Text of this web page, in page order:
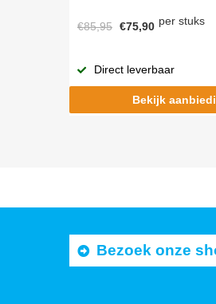
€85,95 €75,90 per stuks
Direct leverbaar
Bekijk
Bezoek onze